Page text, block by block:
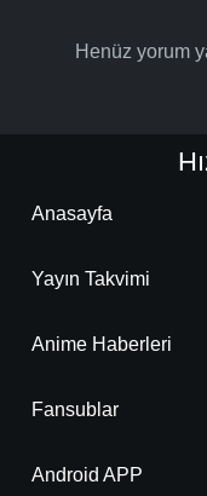
Henüz yorum
Anasayfa
Yayın Takvimi
Anime Haberleri
Fansublar
Android APP